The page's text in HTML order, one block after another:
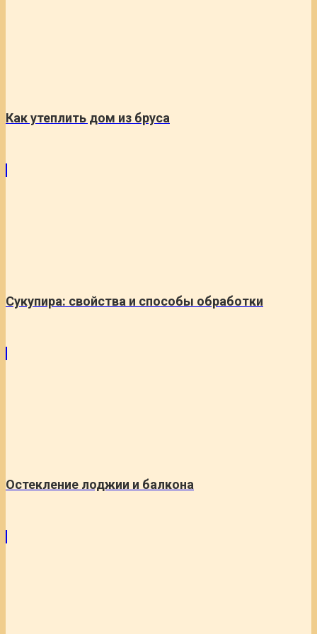
Как утеплить дом из бруса
Сукупира: свойства и способы обработки
Остекление лоджии и балкона